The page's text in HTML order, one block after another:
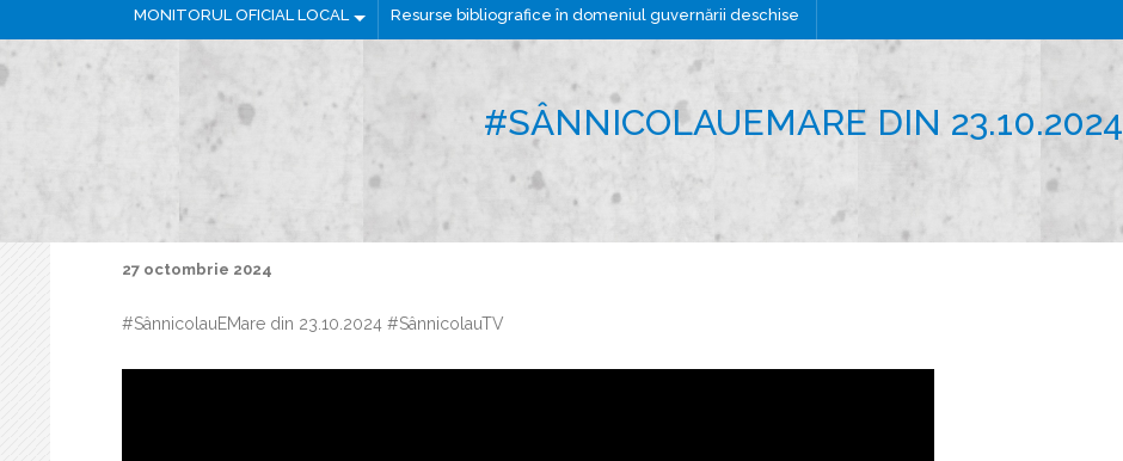
ă
MONITORUL OFICIAL LOCAL Resurse bibliografice în domeniul guvernării deschise
#SÂNNICOLAUEMARE DIN 23.10.2024
27 octombrie 2024
#SânnicolauEMare din 23.10.2024 #SânnicolauTV